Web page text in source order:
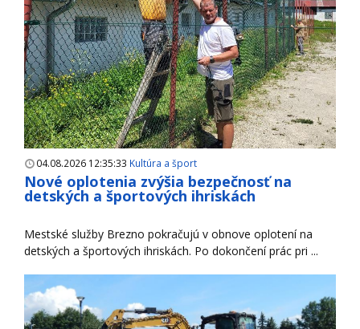
04.08.2026 12:35:33 Kultúra a šport
Nové oplotenia zvýšia bezpečnosť na
detských a športových ihriskách
Mestské služby Brezno pokračujú v obnove oplotení na
detských a športových ihriskách. Po dokončení prác pri ...